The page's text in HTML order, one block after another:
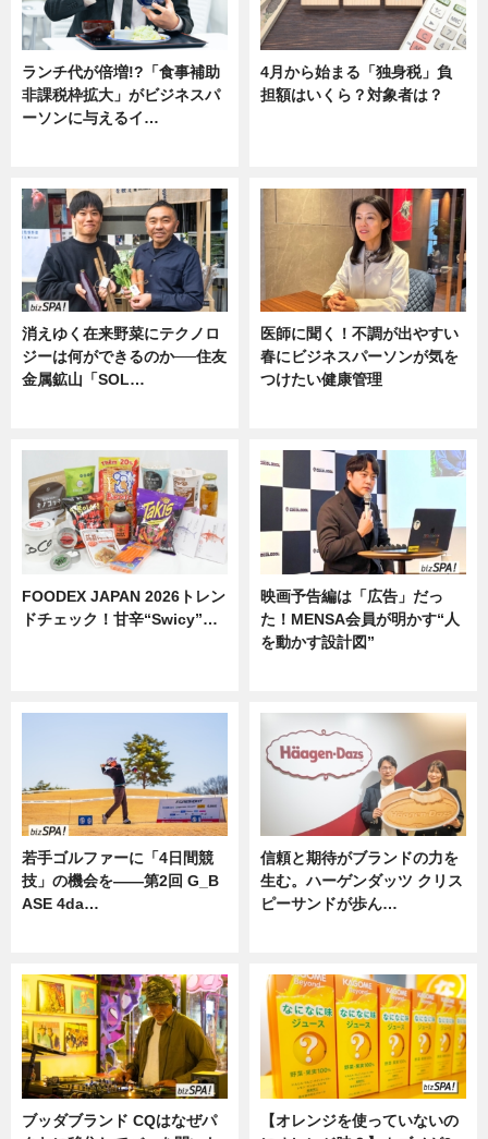
ランチ代が倍増!?「食事補助
非課税枠拡大」がビジネスパ
ーソンに与えるイ…
4月から始まる「独身税」負
担額はいくら？対象者は？
消えゆく在来野菜にテクノロ
ジーは何ができるのか──住友
金属鉱山「SOL…
医師に聞く！不調が出やすい
春にビジネスパーソンが気を
つけたい健康管理
FOODEX JAPAN 2026トレン
ドチェック！甘辛“Swicy”…
映画予告編は「広告」だっ
た！MENSA会員が明かす“人
を動かす設計図”
若手ゴルファーに「4日間競
技」の機会を——第2回 G_B
ASE 4da…
信頼と期待がブランドの力を
生む。ハーゲンダッツ クリス
ピーサンドが歩ん…
ブッダブランド CQはなぜパ
【オレンジを使っていないの